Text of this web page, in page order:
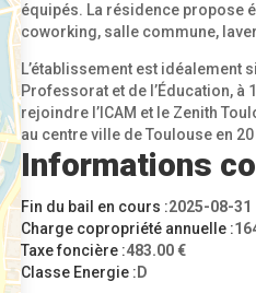
équipés. La résidence propose
coworking, salle commune,
L’établissement est idéalement
Professorat et de l’Éducation, à
rejoindre l’ICAM et le Zenith
au centre ville de Toulouse en
Informations
Fin du bail en cours :2025-08-31
Charge copropriété annuelle :
Taxe foncière :483.00 €
Classe Energie : D